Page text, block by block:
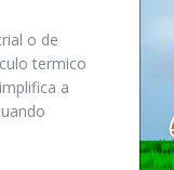
o de
termico
a